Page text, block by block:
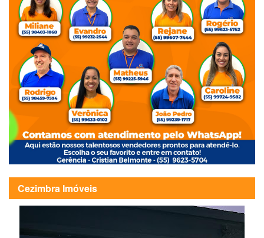
Cezimbra Imóveis